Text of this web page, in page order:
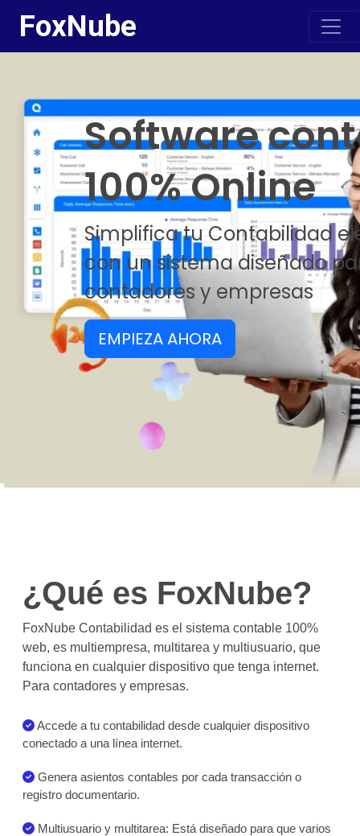
FoxNube
Software
100% Online
Simplifica tu Contabilidad
con un sistema diseñado
contadores y empresas
EMPIEZA AHORA
¿Qué es FoxNube?
FoxNube Contabilidad es el sistema contable 100%
web, es multiempresa, multitarea y multiusuario, que
funciona en cualquier dispositivo que tenga internet.
Para contadores y empresas.
Accede a tu contabilidad desde cualquier dispositivo
conectado a una línea internet.
Genera asientos contables por cada transacción o
registro documentario.
Multiusuario y multitarea: Está diseñado para que varios